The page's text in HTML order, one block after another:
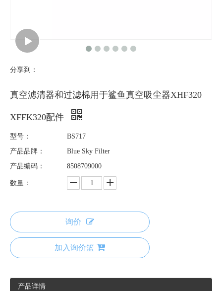
分享到：
真空滤清器和过滤棉用于鲨鱼真空吸尘器XHF320
XFFK320配件
型号：
BS717
产品品牌：
Blue Sky Filter
产品编码：
8508709000
数量：
询价
加入询价篮
产品详情